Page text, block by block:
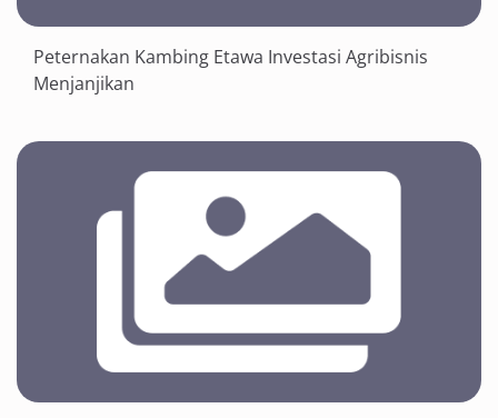
Peternakan Kambing Etawa Investasi Agribisnis
Menjanjikan